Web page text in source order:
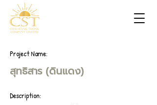
Project Name:
สุทธิสาร (ดินแดง)
Description: